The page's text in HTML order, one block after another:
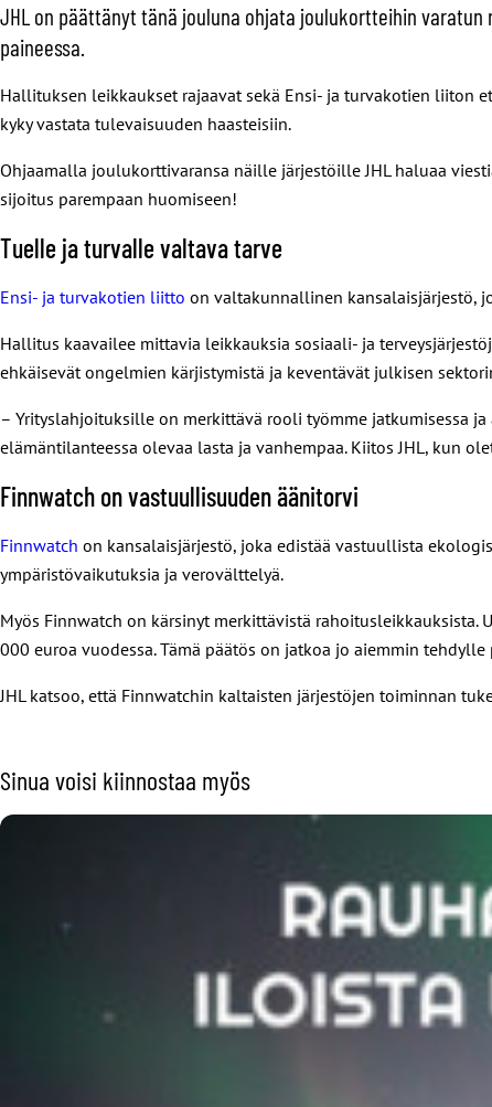
JHL on päättänyt tänä jouluna ohjata joulukortteihin
paineessa.
Hallituksen leikkaukset rajaavat sekä Ensi- ja turvakotien liiton
kyky vastata tulevaisuuden haasteisiin.
Ohjaamalla joulukorttivaransa näille järjestöille JHL haluaa
sijoitus parempaan huomiseen!
Tuelle ja turvalle valtava tarve
Ensi- ja turvakotien liitto on valtakunnallinen kansalaisjärjestö,
Hallitus kaavailee mittavia leikkauksia sosiaali- ja
ehkäisevät ongelmien kärjistymistä ja keventävät julkisen
– Yrityslahjoituksille on merkittävä rooli työmme jatkumisessa
elämäntilanteessa olevaa lasta ja vanhempaa. Kiitos JHL, kun
Finnwatch on vastuullisuuden äänitorvi
Finnwatch on kansalaisjärjestö, joka edistää vastuullista
ympäristövaikutuksia ja verovälttelyä.
Myös Finnwatch on kärsinyt merkittävistä
000 euroa vuodessa. Tämä päätös on jatkoa jo aiemmin
JHL katsoo, että Finnwatchin kaltaisten järjestöjen toiminnan
Sinua voisi kiinnostaa myös